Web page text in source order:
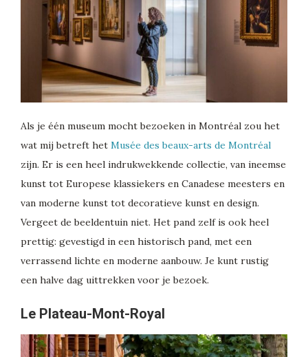
Als je één museum mocht bezoeken in Montréal zou het
wat mij betreft het Musée des beaux-arts de Montréal
zijn. Er is een heel indrukwekkende collectie, van ineemse
kunst tot Europese klassiekers en Canadese meesters en
van moderne kunst tot decoratieve kunst en design.
Vergeet de beeldentuin niet. Het pand zelf is ook heel
prettig: gevestigd in een historisch pand, met een
verrassend lichte en moderne aanbouw. Je kunt rustig
een halve dag uittrekken voor je bezoek.
Le Plateau-Mont-Royal